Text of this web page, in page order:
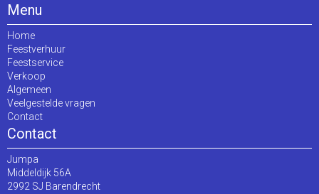
Menu
Home
Feestverhuur
Feestservice
Verkoop
Algemeen
Veelgestelde vragen
Contact
Contact
Jumpa
Middeldijk 56A
2992 SJ Barendrecht